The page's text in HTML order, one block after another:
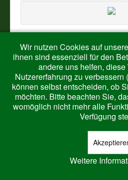
© 2026 Harth-Ringelstein
Wir nutzen Cookies auf
ihnen sind essenziell für den
andere uns helfen,
Nutzererfahrung zu
können selbst entscheiden, ob
möchten. Bitte beachten Sie,
womöglich nicht mehr alle
Verfügung
Weitere